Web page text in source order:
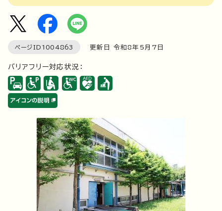
ページID 1004863 更新日 令和8年5月7日
バリアフリー対応状況：